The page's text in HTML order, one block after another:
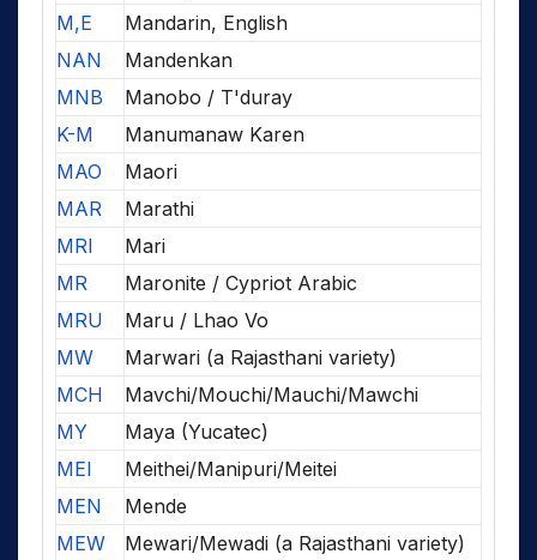
M,E
Mandarin, English
NAN
Mandenkan
MNB
Manobo / T'duray
K-M
Manumanaw Karen
MAO
Maori
MAR
Marathi
MRI
Mari
MR
Maronite / Cypriot Arabic
MRU
Maru / Lhao Vo
MW
Marwari (a Rajasthani variety)
MCH
Mavchi/Mouchi/Mauchi/Mawchi
MY
Maya (Yucatec)
MEI
Meithei/Manipuri/Meitei
MEN
Mende
MEW
Mewari/Mewadi (a Rajasthani variety)